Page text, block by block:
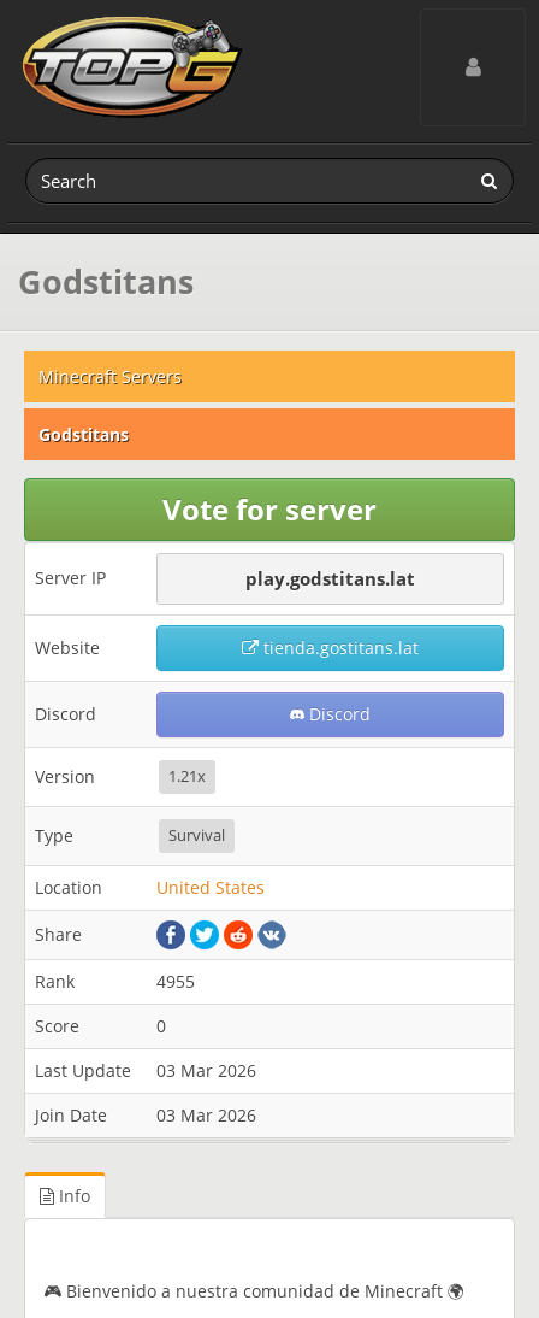
Toggle
Godstitans
Minecraft Servers
Godstitans
Vote for server
Server IP play.godstitans.lat
Website tienda.gostitans.lat
Discord Discord
Version 1.21x
Type Survival
Location United States
Share
Rank
4955
Score
0
Last Update
03 Mar 2026
Join Date
03 Mar 2026
Info
🎮 Bienvenido a nuestra comunidad de Minecraft 🌍